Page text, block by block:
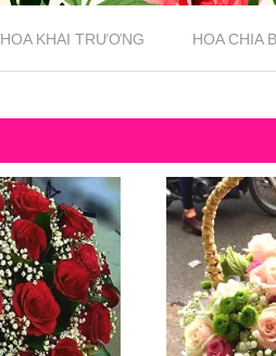
HOA KHAI TRƯƠNG HOA CHIA